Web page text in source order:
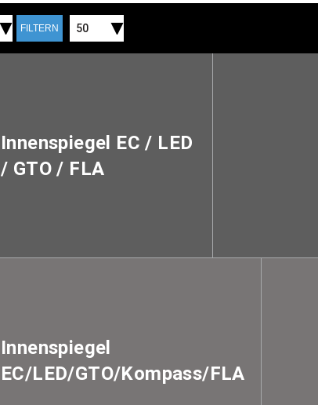
FILTERN 50
Innenspiegel EC / LED
/ GTO / FLA
Innenspiegel
EC/LED/GTO/Kompass/FLA